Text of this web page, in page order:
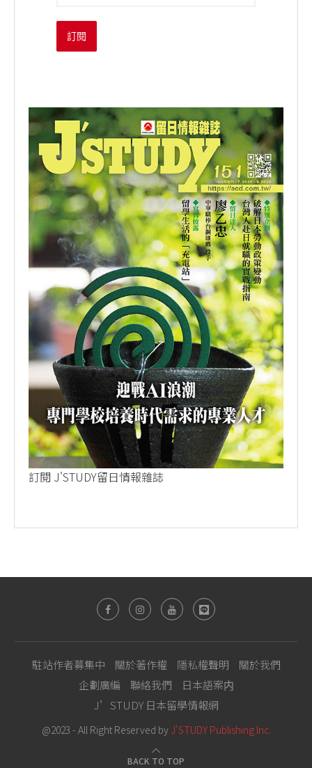
訂閱
訂閱 J'STUDY留日情報雜誌
駐站作者募集中 關於著作權 隱私權聲明
關於我們
企劃廣編
聯絡我們
日本語案内
J’STUDY 日本留學情報網
@2023 - All Right Reserved by J'STUDY Publishing Inc.
BACK TO TOP